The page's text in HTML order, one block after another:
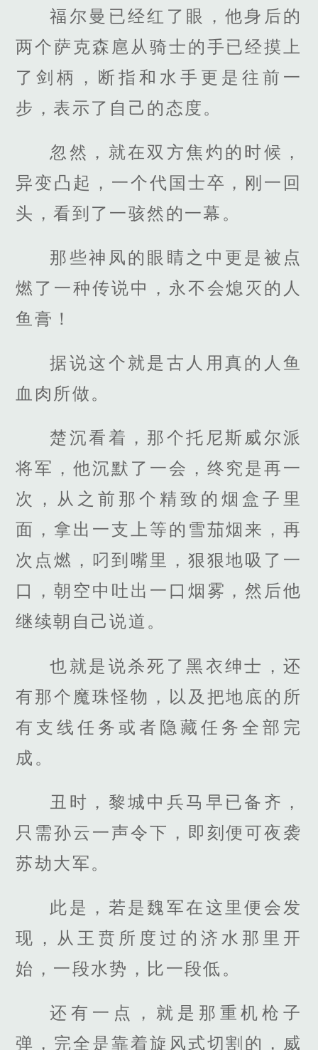
福尔曼已经红了眼，他身后的
两个萨克森扈从骑士的手已经摸上
了剑柄，断指和水手更是往前一
步，表示了自己的态度。
忽然，就在双方焦灼的时候，
异变凸起，一个代国士卒，刚一回
头，看到了一骇然的一幕。
那些神凤的眼睛之中更是被点
燃了一种传说中，永不会熄灭的人
鱼膏！
据说这个就是古人用真的人鱼
血肉所做。
楚沉看着，那个托尼斯威尔派
将军，他沉默了一会，终究是再一
次，从之前那个精致的烟盒子里
面，拿出一支上等的雪茄烟来，再
次点燃，叼到嘴里，狠狠地吸了一
口，朝空中吐出一口烟雾，然后他
继续朝自己说道。
也就是说杀死了黑衣绅士，还
有那个魔珠怪物，以及把地底的所
有支线任务或者隐藏任务全部完
成。
丑时，黎城中兵马早已备齐，
只需孙云一声令下，即刻便可夜袭
苏劫大军。
此是，若是魏军在这里便会发
现，从王贲所度过的济水那里开
始，一段水势，比一段低。
还有一点，就是那重机枪子
弹，完全是靠着旋风式切割的，威